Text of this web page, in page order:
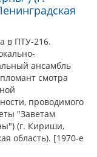
в ПТУ-216.
ансамбль
смотра
проводимого
"Заветам
(г. Кириши,
область). [1970-е